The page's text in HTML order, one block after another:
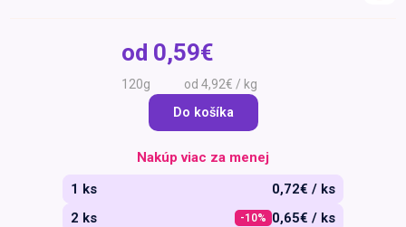
Darčekové
poukazy
Recepty
od 0,59€
120g od 4,92€ / kg
Do košíka
Nakúp viac za menej
1 ks
0,72€ / ks
2 ks
-10% 0,65€ / ks